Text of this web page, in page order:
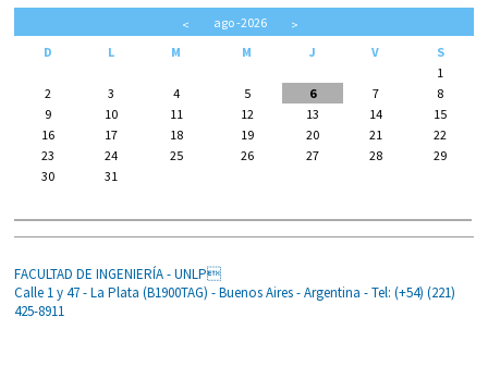
< ago-2026
>
D
L M M J V
S
1
2
3 4 5 6 7
8
9
10 11 12 13 14
15
16
17 18 19 20 21
22
23
24 25 26 27 28
29
30
31
FACULTAD DE INGENIERÍA - UNLP
Calle 1 y 47 - La Plata (B1900TAG) - Buenos Aires - Argentina - Tel: (+54) (221)
425-8911